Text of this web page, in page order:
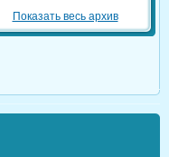
Показать весь архив